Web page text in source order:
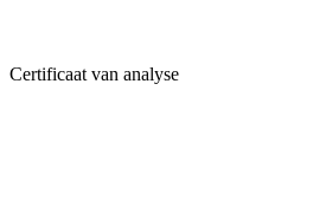
Certificaat van analyse